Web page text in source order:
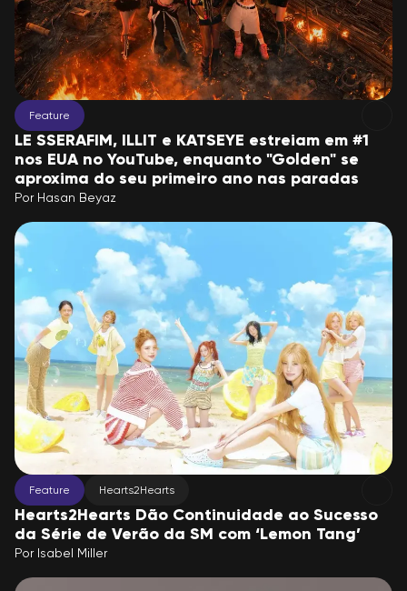
Feature
LE SSERAFIM, ILLIT e KATSEYE estreiam em #1
nos EUA no YouTube, enquanto "Golden" se
aproxima do seu primeiro ano nas paradas
Por Hasan Beyaz
Feature Hearts2Hearts
Hearts2Hearts Dão Continuidade ao Sucesso
da Série de Verão da SM com ‘Lemon Tang’
Por Isabel Miller